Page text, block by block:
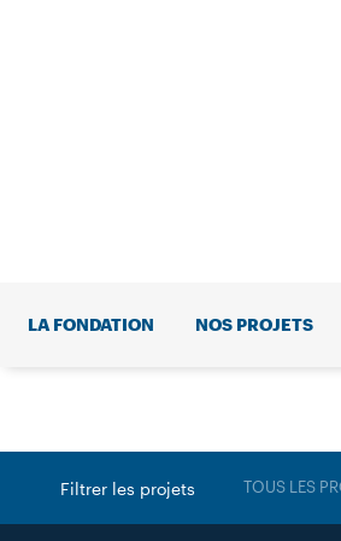
LA FONDATION NOS PROJETS
Filtrer les projets